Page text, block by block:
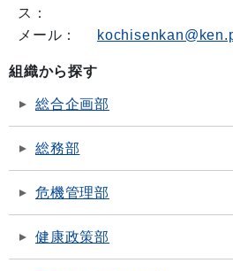
ス：
メール：
組織から探す
総合企画部
総務部
危機管理部
健康政策部